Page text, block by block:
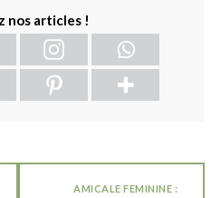
nos articles !
AMICALE FEMININE :